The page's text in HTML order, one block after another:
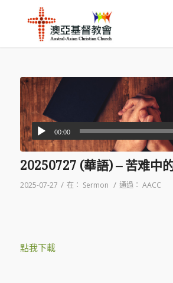
00:00
20250727 (華語) – 苦难中
2025-07-27 / 在： Sermon / 通過： AACC
點我下載